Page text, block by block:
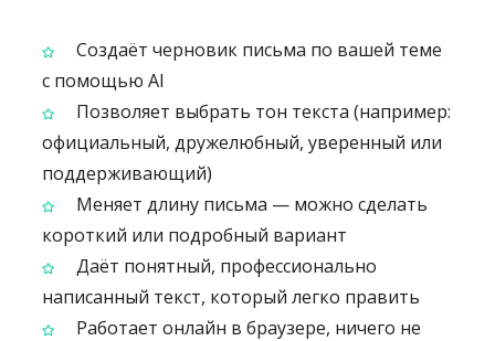
Создаёт черновик письма по вашей теме
с помощью AI
Позволяет выбрать тон текста (например:
официальный, дружелюбный, уверенный или
поддерживающий)
Меняет длину письма — можно сделать
короткий или подробный вариант
Даёт понятный, профессионально
написанный текст, который легко править
Работает онлайн в браузере, ничего не